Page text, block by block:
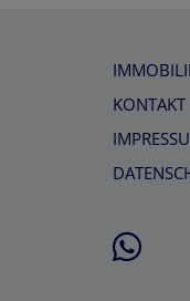
KONTAKT